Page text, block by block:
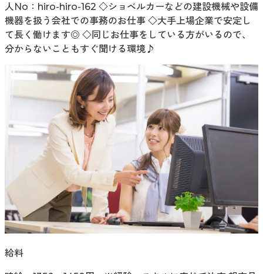
人No：hiro-hiro-162 ◇ショベルカーなどの建設機械や設備
機器を扱う会社での事務のお仕事 ◇大手上場企業で安定し
て長く働けます◎ ◇同じお仕事をしている方がいるので、
分からないこともすぐ聞ける環境♪
給料